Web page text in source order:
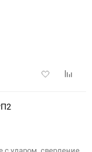
Добавить